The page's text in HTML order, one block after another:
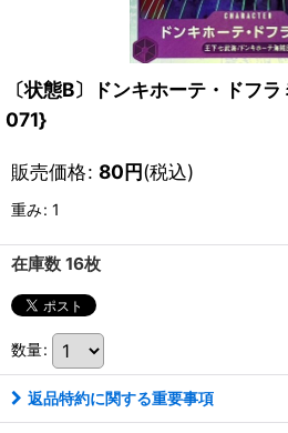
〔状態B〕ドンキホーテ・ドフ
071}
販売価格: 80円(税込)
重み: 1
在庫数 16枚
数量:
返品特約に関する重要事項